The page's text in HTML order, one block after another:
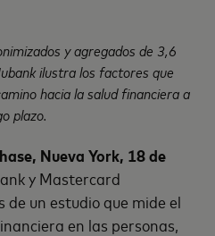
y agregados de 3,6
ilustra los factores que
hacia la salud financiera a
plazo.
Nueva York, 18 de
y Mastercard
un estudio que mide el
en las personas,